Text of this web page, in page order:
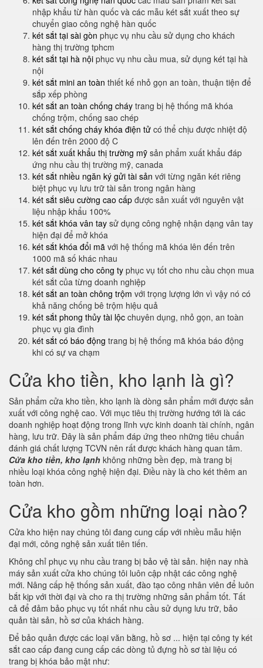
nhập khẩu từ hàn quốc và các mẫu két sắt xuất theo sự
chuyển giao công nghệ hàn quốc
két sắt tại sài gòn phục vụ nhu cầu sử dụng cho khách
hàng thị trường tphcm
két sắt tại hà nội phục vụ nhu cầu mua, sử dụng két tại hà
nội
két sắt mini an toàn thiết kế nhỏ gọn an toàn, thuận tiện để
sắp xếp phòng
két sắt an toàn chống cháy trang bị hệ thống mã khóa
chống trộm, chống sao chép
két sắt chống cháy khóa điện tử có thể chịu được nhiệt độ
lên đến trên 2000 độ C
két sắt xuất khẩu thị trường mỹ sản phẩm xuất khẩu đáp
ứng nhu cầu thị trường mỹ, canada
két sắt nhiều ngăn ký gửi tài sản với từng ngăn két riêng
biệt phục vụ lưu trữ tài sản trong ngân hàng
két sắt siêu cường cao cấp được sản xuất với nguyên vật
liệu nhập khẩu 100%
két sắt khóa vân tay sử dụng công nghệ nhận dạng vân tay
hiện đại để mở khóa
két sắt khóa đổi mã với hệ thống mã khóa lên đến trên
1000 mã số khác nhau
két sắt dùng cho công ty phục vụ tốt cho nhu cầu chọn mua
két sắt của từng doanh nghiệp
két sắt an toàn chông trộm với trọng lượng lớn vì vậy nó có
khả năng chống bê trộm hiệu quả
két sắt phong thủy tài lộc chuyên dụng, nhỏ gọn, an toàn
phục vụ gia đình
két sắt có báo động trang bị hệ thống mã khóa báo động
khi có sự va chạm
Cửa kho tiền, kho lạnh là gì?
Sản phẩm cửa kho tiền, kho lạnh là dòng sản phẩm mới được sản
xuất với công nghệ cao. Với mục tiêu thị trường hướng tới là các
doanh nghiệp hoạt động trong lĩnh vực kinh doanh tài chính, ngân
hàng, lưu trữ. Đây là sản phẩm đáp ứng theo những tiêu chuẩn
đánh giá chất lượng TCVN nên rất được khách hàng quan tâm.
Cửa kho tiền, kho lạnh không những bền đẹp, mà trang bị
nhiều loại khóa công nghệ hiện đại. Điều này là cho két thêm an
toàn hơn.
Cửa kho gồm những loại nào?
Cửa kho hiện nay chúng tôi đang cung cấp với nhiều mẫu hiện
đại mới, công nghệ sản xuất tiên tiến.
Không chỉ phục vụ nhu cầu trang bị bảo vệ tài sản. hiện nay nhà
máy sản xuất cửa kho chúng tôi luôn cập nhật các công nghệ
mới. Nâng cấp hệ thống sản xuất, đào tạo công nhân viên để luôn
bắt kịp với thời đại và cho ra thị trường những sản phẩm tốt. Tất
cả để đảm bảo phục vụ tốt nhất nhu cầu sử dụng lưu trữ, bảo
quản tài sản, hồ sơ của khách hàng.
Để bảo quản được các loại văn bằng, hồ sơ ... hiện tại công ty két
sắt cao cấp đang cung cấp các dòng tủ đựng hồ sơ tài liệu có
trang bị khóa bảo mật như: